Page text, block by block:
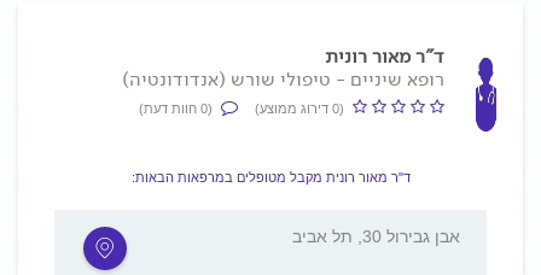
ד"ר מאור רונית
רופא שיניים - טיפולי שורש (אנדודונטיה)
(0 דירוג ממוצע) (0 חוות דעת)
ד"ר מאור רונית מקבל מטופלים במרפאות הבאות:
אבן גבירול 30, תל אביב